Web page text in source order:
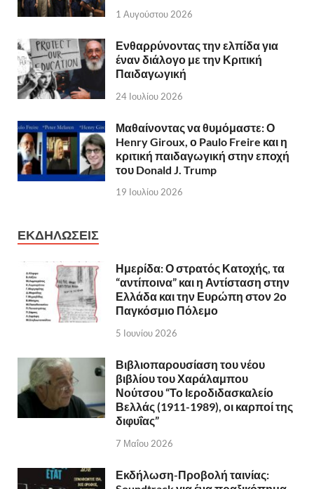
1 Αυγούστου 2026
Ενθαρρύνοντας την ελπίδα για
έναν διάλογο με την Κριτική
Παιδαγωγική
24 Ιουλίου 2026
Μαθαίνοντας να θυμόμαστε: Ο
Henry Giroux, ο Paulo Freire και η
κριτική παιδαγωγική στην εποχή
του Donald J. Trump
19 Ιουλίου 2026
ΕΚΔΗΛΩΣΕΙΣ
Ημερίδα: Ο στρατός Κατοχής, τα
“αντίποινα” και η Αντίσταση στην
Ελλάδα και την Ευρώπη στον 2ο
Παγκόσμιο Πόλεμο
5 Ιουνίου 2026
Βιβλιοπαρουσίαση του νέου
βιβλίου του Χαράλαμπου
Νούτσου “Το Ιεροδιδασκαλείο
Βελλάς (1911-1989), οι καρποί της
διφυΐας”
7 Μαΐου 2026
Εκδήλωση-Προβολή ταινίας: